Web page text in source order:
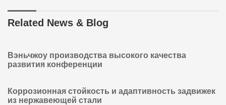
Related News & Blog
Вэньчжоу производства высокого качества
развития конференции
Коррозионная стойкость и адаптивность задвижек
из нержавеющей стали